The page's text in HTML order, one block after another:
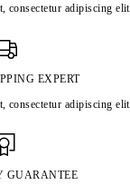
consectetur adipiscing elit.
EXPERT
consectetur adipiscing elit.
GUARANTEE